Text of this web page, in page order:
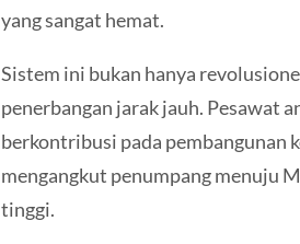
yang sangat hemat.
Sistem ini bukan hanya
penerbangan jarak jauh. Pesawat
berkontribusi pada pembangunan
mengangkut penumpang menuju
tinggi.